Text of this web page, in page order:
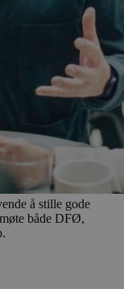
å stille gode
både DFØ,